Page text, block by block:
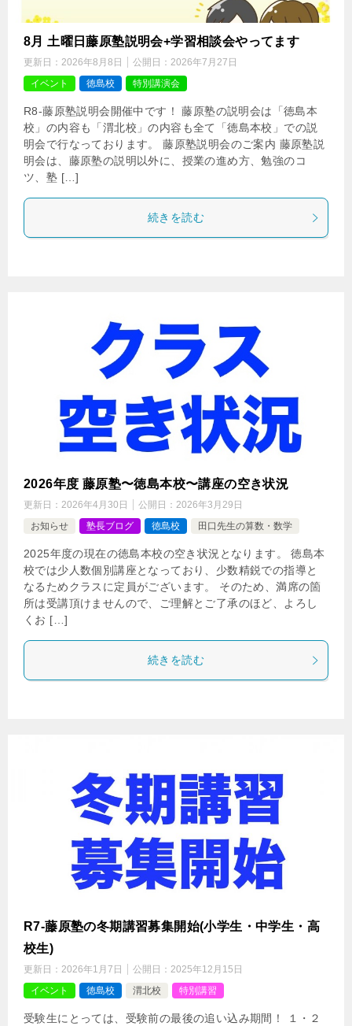
8月 土曜日藤原塾説明会+学習相談会やってます
更新日： 2026年8月8日 公開日： 2026年7月27日
イベント
徳島校 特別講演会
R8-藤原塾説明会開催中です！ 藤原塾の説明会は「徳島本
校」の内容も「渭北校」の内容も全て「徳島本校」での説
明会で行なっております。 藤原塾説明会のご案内 藤原塾説
明会は、藤原塾の説明以外に、授業の進め方、勉強のコ
ツ、塾 […]
続きを読む
2026年度 藤原塾〜徳島本校〜講座の空き状況
更新日： 2026年4月30日 公開日： 2026年3月29日
お知らせ
塾長ブログ 徳島校 田口先生の算数・数学
2025年度の現在の徳島本校の空き状況となります。 徳島本
校では少人数個別講座となっており、少数精鋭での指導と
なるためクラスに定員がございます。 そのため、満席の箇
所は受講頂けませんので、ご理解とご了承のほど、よろし
くお […]
続きを読む
R7-藤原塾の冬期講習募集開始(小学生・中学生・高
校生)
更新日： 2026年1月7日 公開日： 2025年12月15日
イベント
徳島校 渭北校 特別講習
受験生にとっては、受験前の最後の追い込み期間！ １・２